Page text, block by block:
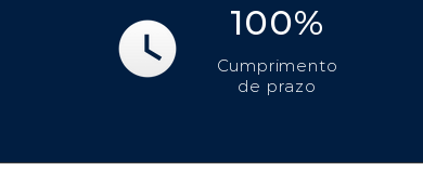
100%
Cumprimento
de prazo